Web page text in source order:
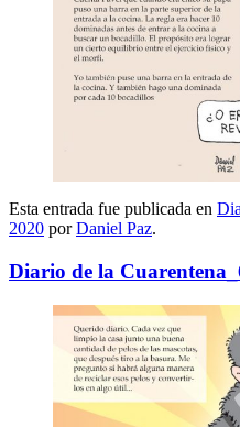
Esta entrada fue publicada en
2020 porDaniel Paz.
Diario de la